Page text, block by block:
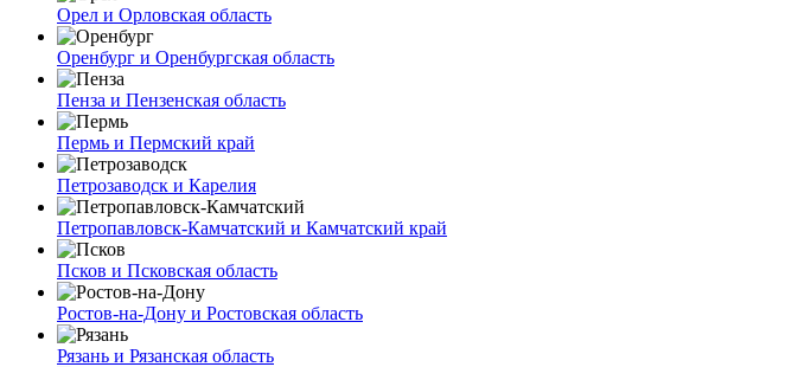
Орел и Орловская область
Оренбург и Оренбургская область
Пенза и Пензенская область
Пермь и Пермский край
Петрозаводск и Карелия
Петропавловск-Камчатский и Камчатский край
Псков и Псковская область
Ростов-на-Дону и Ростовская область
Рязань и Рязанская область